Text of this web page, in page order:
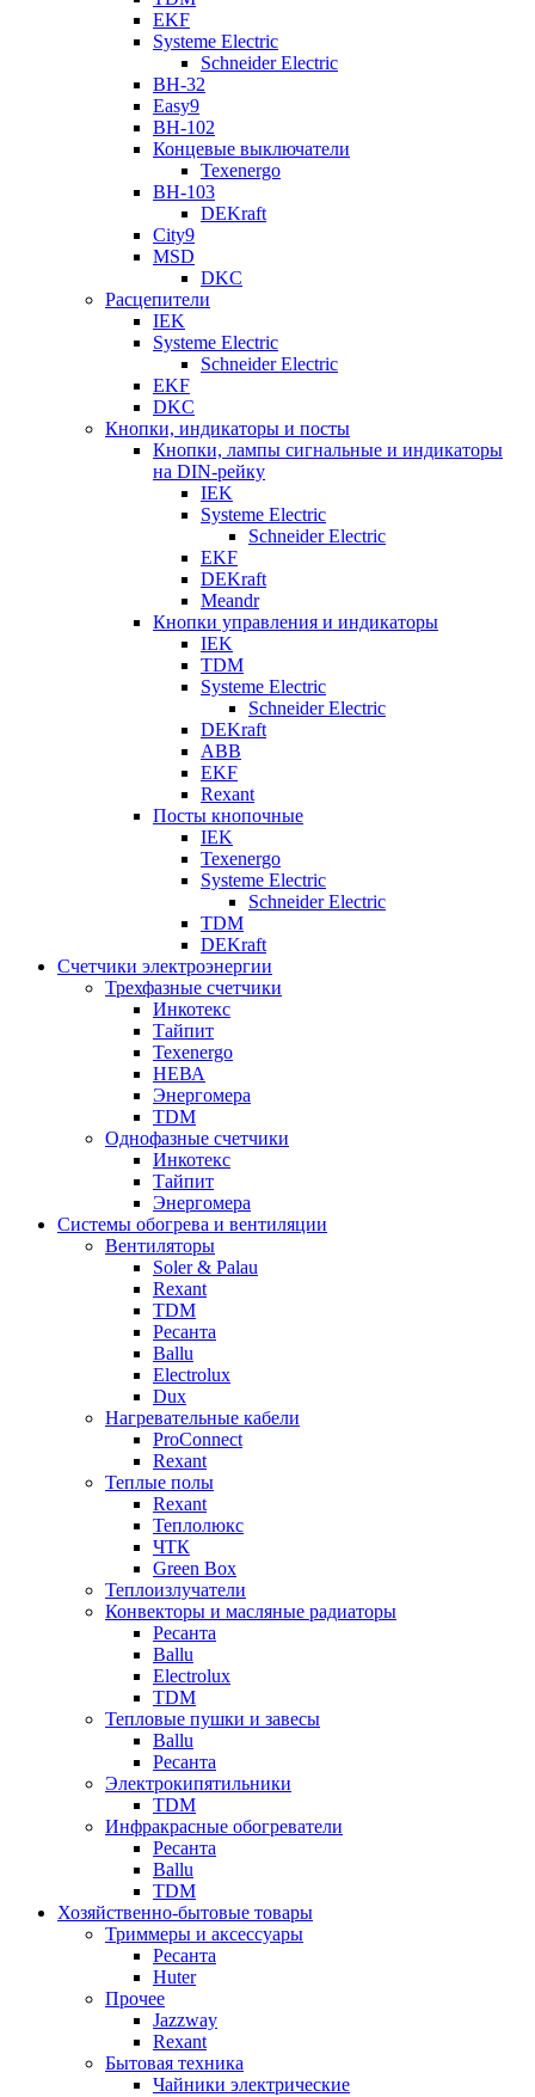
EKF
Systeme Electric
Schneider Electric
ВН-32
Easy9
ВН-102
Концевые выключатели
Texenergo
ВН-103
DEKraft
City9
MSD
DKC
Расцепители
IEK
Systeme Electric
Schneider Electric
EKF
DKC
Кнопки, индикаторы и посты
Кнопки, лампы сигнальные и индикаторы
на DIN-рейку
IEK
Systeme Electric
Schneider Electric
EKF
DEKraft
Meandr
Кнопки управления и индикаторы
IEK
TDM
Systeme Electric
Schneider Electric
DEKraft
ABB
EKF
Rexant
Посты кнопочные
IEK
Texenergo
Systeme Electric
Schneider Electric
TDM
DEKraft
Счетчики электроэнергии
Трехфазные счетчики
Инкотекс
Тайпит
Texenergo
НЕВА
Энергомера
TDM
Однофазные счетчики
Инкотекс
Тайпит
Энергомера
Системы обогрева и вентиляции
Вентиляторы
Soler & Palau
Rexant
TDM
Ресанта
Ballu
Electrolux
Dux
Нагревательные кабели
ProConnect
Rexant
Теплые полы
Rexant
Теплолюкс
ЧТК
Green Box
Теплоизлучатели
Конвекторы и масляные радиаторы
Ресанта
Ballu
Electrolux
TDM
Тепловые пушки и завесы
Ballu
Ресанта
Электрокипятильники
TDM
Инфракрасные обогреватели
Ресанта
Ballu
TDM
Хозяйственно-бытовые товары
Триммеры и аксессуары
Ресанта
Huter
Прочее
Jazzway
Rexant
Бытовая техника
Чайники электрические